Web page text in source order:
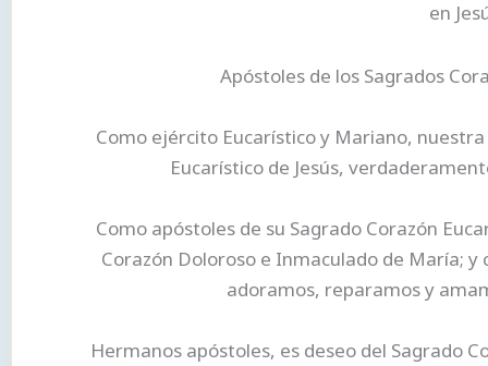
en
Apóstoles de los Sagrados
Como ejército Eucarístico y Mariano,
Eucarístico de Jesús,
Como apóstoles de su Sagrado Corazón
Corazón Doloroso e Inmaculado de María;
adoramos, reparamos y
Hermanos apóstoles, es deseo del Sagrado